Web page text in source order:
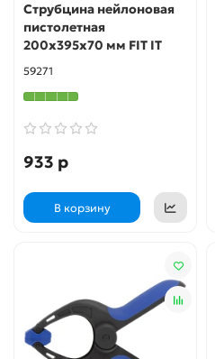
Струбцина нейлоновая
пистолетная
200х395х70 мм FIT IT
59271
933 р
В корзину